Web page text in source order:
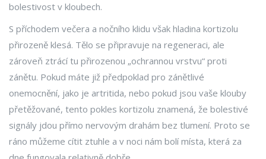
bolestivost v kloubech.
S příchodem večera a nočního klidu však hladina kortizolu
přirozeně klesá. Tělo se připravuje na regeneraci, ale
zároveň ztrácí tu přirozenou „ochrannou vrstvu“ proti
zánětu. Pokud máte již předpoklad pro zánětlivé
onemocnění, jako je artritida, nebo pokud jsou vaše klouby
přetěžované, tento pokles kortizolu znamená, že bolestivé
signály jdou přímo nervovým drahám bez tlumení. Proto se
ráno můžeme cítit ztuhle a v noci nám bolí místa, která za